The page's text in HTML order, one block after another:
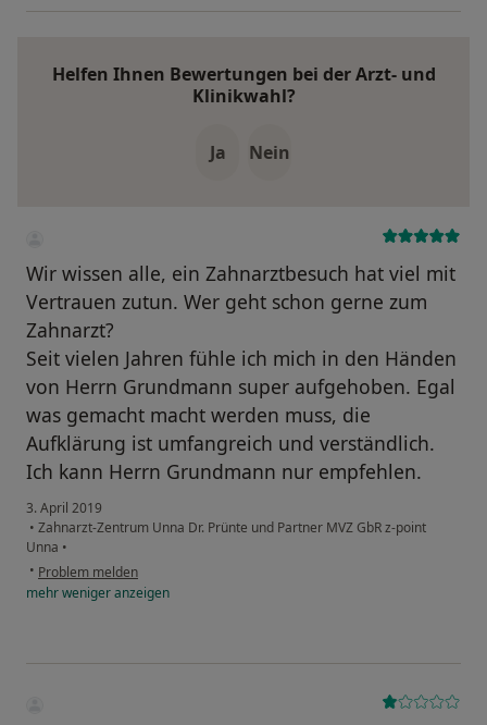
Helfen Ihnen Bewertungen bei der Arzt- und
Klinikwahl?
Ja Nein
Wir wissen alle, ein Zahnarztbesuch hat viel mit
Vertrauen zutun. Wer geht schon gerne zum
Zahnarzt?
Seit vielen Jahren fühle ich mich in den Händen
von Herrn Grundmann super aufgehoben. Egal
was gemacht macht werden muss, die
Aufklärung ist umfangreich und verständlich.
Ich kann Herrn Grundmann nur empfehlen.
3. April 2019
• Zahnarzt-Zentrum Unna Dr. Prünte und Partner MVZ GbR z-point
Unna •
• Problem melden
mehrwenigeranzeigen